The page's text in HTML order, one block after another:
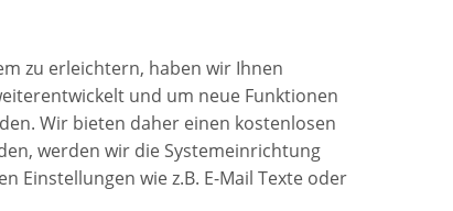
zu erleichtern, haben wir Ihnen
und um neue Funktionen
Wir bieten daher einen kostenlosen
werden wir die Systemeinrichtung
Einstellungen wie z.B. E-Mail Texte oder